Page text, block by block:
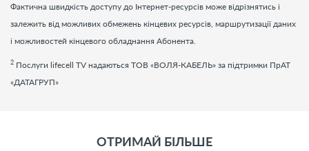
Фактична швидкість доступу до Інтернет-ресурсів може відрізнятись і
залежить від можливих обмежень кінцевих ресурсів, маршрутизації даних
і можливостей кінцевого обладнання Абонента.
2 Послуги lifecell TV надаються ТОВ «ВОЛЯ-КАБЕЛЬ» за підтримки ПрАТ
«ДАТАГРУП»
ОТРИМАЙ БІЛЬШЕ